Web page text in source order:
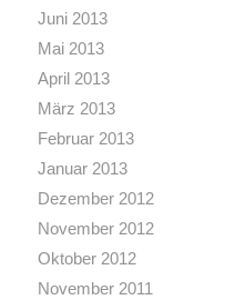
Juni 2013
Mai 2013
April 2013
März 2013
Februar 2013
Januar 2013
Dezember 2012
November 2012
Oktober 2012
November 2011